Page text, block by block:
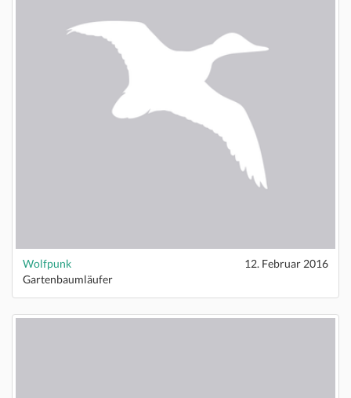
Wolfpunk
12. Februar 2016
Gartenbaumläufer